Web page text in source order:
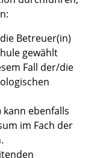
Betreuer(in)
gewählt
Fall der/die
ebenfalls
im Fach der